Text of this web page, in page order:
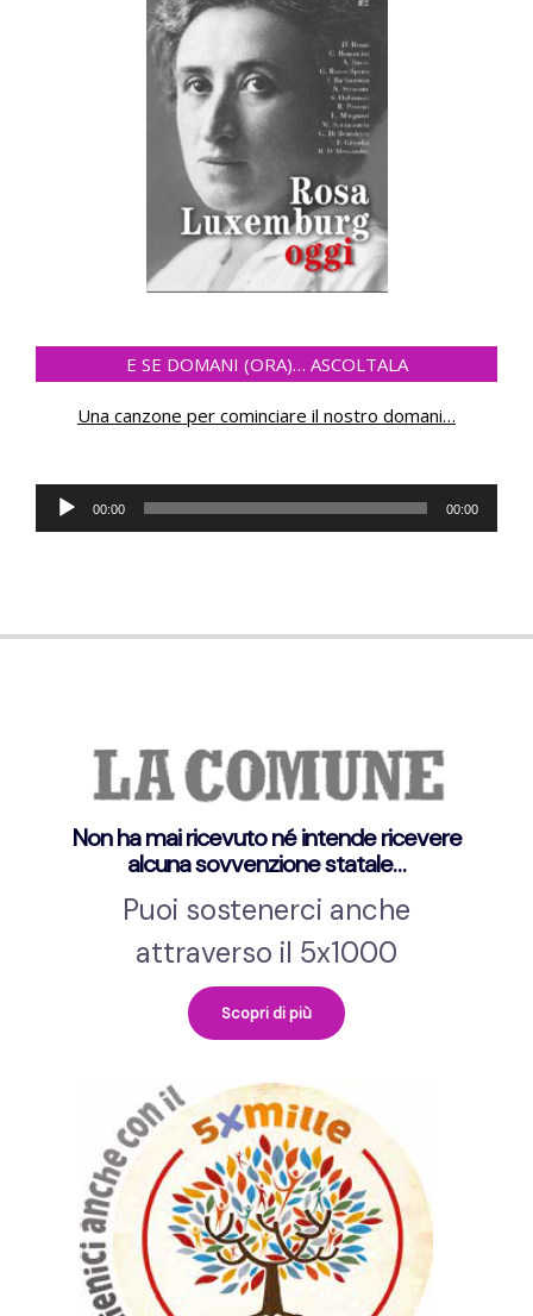
E SE DOMANI (ORA)… ASCOLTALA
Una canzone per cominciare il nostro domani…
Audio
Player
00:00 00:00
Non ha mai ricevuto né intende ricevere
alcuna sovvenzione statale…
Puoi sostenerci anche
attraverso il 5x1000
Scopri di più